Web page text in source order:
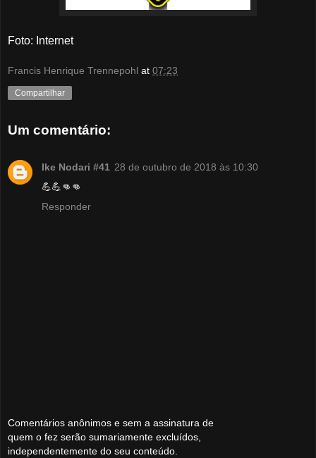
Foto: Internet
Francis Henrique Trennepohl at 07:23
Compartilhar
Um comentário:
Ike Nodari #41 28 de outubro de 2018 às 10:30
💪💪👊👊
Responder
Comentários anônimos e sem a assinatura de
quem o fez serão sumariamente excluídos,
independentemente do seu conteúdo.